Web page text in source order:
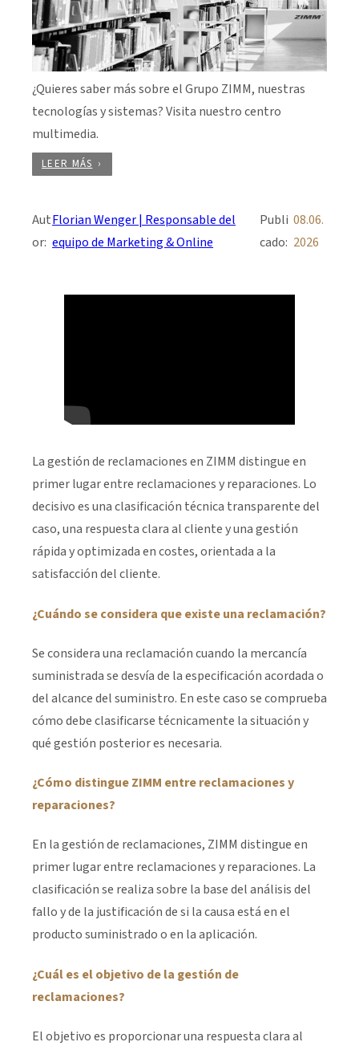
¿Quieres saber más sobre el Grupo ZIMM, nuestras
tecnologías y sistemas? Visita nuestro centro
multimedia.
LEER MÁS
Aut
or:
Florian Wenger | Responsable del
equipo de Marketing & Online
Publi
cado:
08.06.
2026
La gestión de reclamaciones en ZIMM distingue en
primer lugar entre reclamaciones y reparaciones. Lo
decisivo es una clasificación técnica transparente del
caso, una respuesta clara al cliente y una gestión
rápida y optimizada en costes, orientada a la
satisfacción del cliente.
¿Cuándo se considera que existe una reclamación?
Se considera una reclamación cuando la mercancía
suministrada se desvía de la especificación acordada o
del alcance del suministro. En este caso se comprueba
cómo debe clasificarse técnicamente la situación y
qué gestión posterior es necesaria.
¿Cómo distingue ZIMM entre reclamaciones y
reparaciones?
En la gestión de reclamaciones, ZIMM distingue en
primer lugar entre reclamaciones y reparaciones. La
clasificación se realiza sobre la base del análisis del
fallo y de la justificación de si la causa está en el
producto suministrado o en la aplicación.
¿Cuál es el objetivo de la gestión de
reclamaciones?
El objetivo es proporcionar una respuesta clara al